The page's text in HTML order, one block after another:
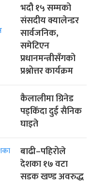
भदौ १५ सम्मको
संसदीय क्यालेन्डर
सार्वजनिक,
समेटिएन
प्रधानमन्त्रीसँगको
प्रश्नोत्तर कार्यक्रम
कैलालीमा ग्रिनेड
पड्किँदा दुई सैनिक
घाइते
बाढी–पहिरोले
देशका १७ वटा
सडक खण्ड अवरुद्ध